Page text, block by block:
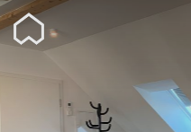
Wunderflats